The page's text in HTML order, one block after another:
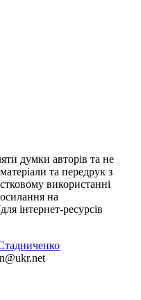
думки авторів та не
та передрук з
використанні
на
інтернет-ресурсів